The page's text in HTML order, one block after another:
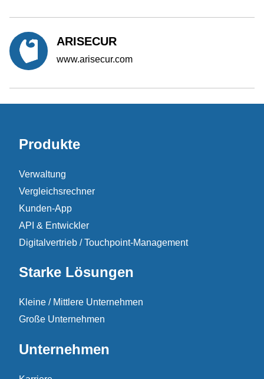
ARISECUR
www.arisecur.com
Produkte
Verwaltung
Vergleichsrechner
Kunden-App
API & Entwickler
Digitalvertrieb / Touchpoint-Management
Starke Lösungen
Kleine / Mittlere Unternehmen
Große Unternehmen
Unternehmen